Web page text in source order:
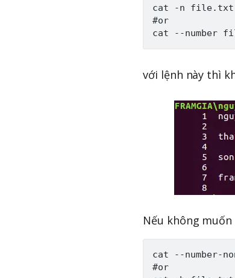
cat -n file.txt
#or
với lệnh này thì
Nếu không
cat --number-
#or